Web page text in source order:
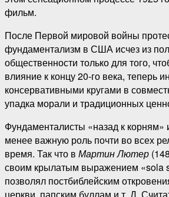
фильм.
После Первой мировой войны
фундаментализм в США исчез из
общественности только для того,
влияние к концу 20-го века, теперь
консервативными кругами в
упадка морали и традиционных
Фундаменталисты «назад к корням»
менее важную роль почти во всех
время. Так что в Мартин Лютер
своим крылатым выражением «sola
позволял постбиблейским
церкви, папским буллам и т. Д.